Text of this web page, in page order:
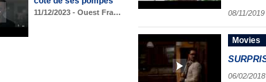
11/12/2023 - Ouest Fra… 08/11/
Movies
06/02/